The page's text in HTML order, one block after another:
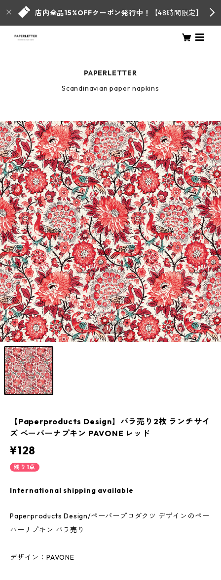
店内全品15%OFFクーポン発行中！ 【48時間限定】
PAPERLETTER
Scandinavian paper napkins
1/1
【Paperproducts Design】バラ売り2枚 ランチサイ
ズ ペーパーナプキン PAVONE レッド
¥128
残り1点
International shipping available
Paperproducts Design/ペーパープロダクツ デザインのペー
パーナプキン バラ売り
デザイン：PAVONE